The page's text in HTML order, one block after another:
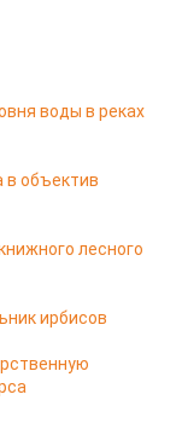
воды в реках
объектив
лесного
ирбисов